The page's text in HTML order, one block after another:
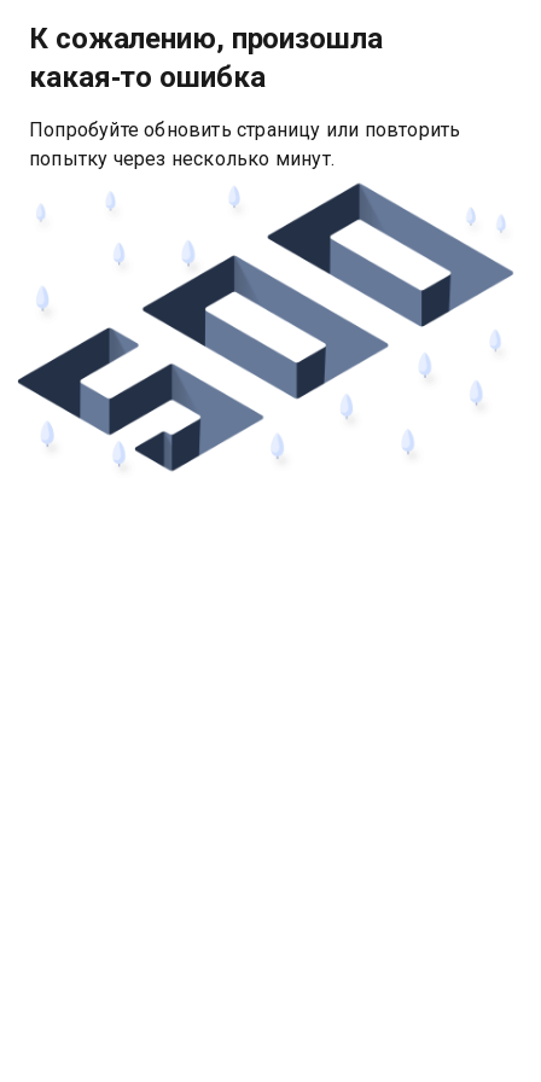
К сожалению, произошла
какая‑то ошибка
Попробуйте обновить страницу или повторить
попытку через несколько минут.